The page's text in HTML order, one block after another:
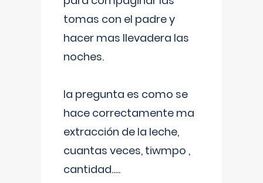
tomas con el padre y
hacer mas llevadera las
noches.
la pregunta es como se
hace correctamente ma
extracción de la leche,
cuantas veces, tiwmpo ,
cantidad.....